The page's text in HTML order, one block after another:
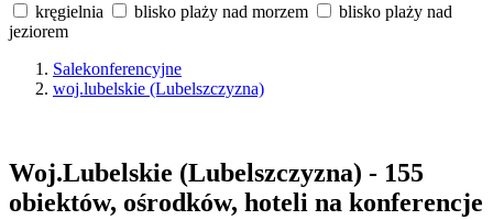
kręgielnia
blisko plaży nad morzem
blisko plaży nad
jeziorem
Salekonferencyjne
woj.lubelskie (Lubelszczyzna)
Woj.Lubelskie (Lubelszczyzna) - 155
obiektów, ośrodków, hoteli na konferencje